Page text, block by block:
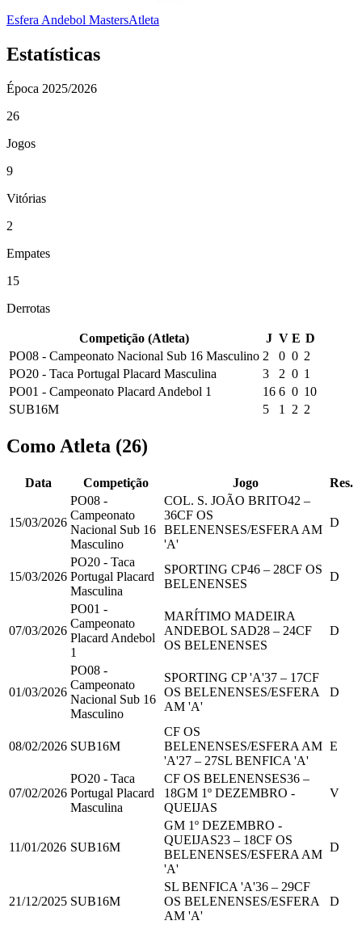
Esfera Andebol MastersAtleta
Estatísticas
Época 2025/2026
26
Jogos
9
Vitórias
2
Empates
15
Derrotas
Competição (Atleta) J V E D
PO08 - Campeonato Nacional Sub 16 Masculino 2 0 0 2
PO20 - Taca Portugal Placard Masculina
3 2 0 1
PO01 - Campeonato Placard Andebol 1
16 6 0 10
SUB16M
5 1 2 2
Como Atleta (26)
Data Competição Jogo Res.
15/03/2026
PO08 -
Campeonato
Nacional Sub 16
Masculino
COL. S. JOÃO BRITO42 –
36CF OS
BELENENSES/ESFERA AM
'A'
D
15/03/2026
PO20 - Taca
Portugal Placard
Masculina
SPORTING CP46 – 28CF OS
BELENENSES
D
07/03/2026
PO01 -
Campeonato
Placard Andebol
1
MARÍTIMO MADEIRA
ANDEBOL SAD28 – 24CF
OS BELENENSES
D
01/03/2026
PO08 -
Campeonato
Nacional Sub 16
Masculino
SPORTING CP 'A'37 – 17CF
OS BELENENSES/ESFERA
AM 'A'
D
08/02/2026 SUB16M
CF OS
BELENENSES/ESFERA AM
'A'27 – 27SL BENFICA 'A'
E
07/02/2026
PO20 - Taca
Portugal Placard
Masculina
CF OS BELENENSES36 –
18GM 1º DEZEMBRO -
QUEIJAS
V
11/01/2026 SUB16M
GM 1º DEZEMBRO -
QUEIJAS23 – 18CF OS
BELENENSES/ESFERA AM
'A'
D
21/12/2025 SUB16M
SL BENFICA 'A'36 – 29CF
OS BELENENSES/ESFERA
AM 'A'
D